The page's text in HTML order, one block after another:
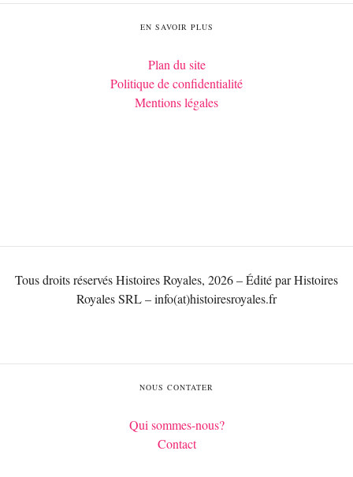
EN SAVOIR PLUS
Plan du site
Politique de confidentialité
Mentions légales
Tous droits réservés Histoires Royales, 2026 – Édité par Histoires
Royales SRL – info(at)histoiresroyales.fr
NOUS CONTATER
Qui sommes-nous?
Contact